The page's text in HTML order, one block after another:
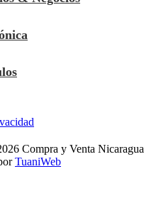
Compra y Venta Nicaragua
TuaniWeb